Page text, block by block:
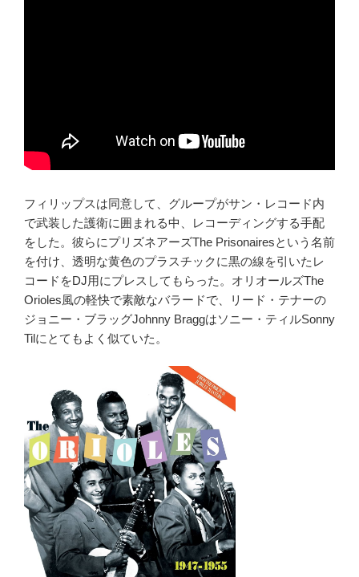
フィリップスは同意して、グループがサン・レコード内
で武装した護衛に囲まれる中、レコーディングする手配
をした。彼らにプリズネアーズThe Prisonairesという名前
を付け、透明な黄色のプラスチックに黒の線を引いたレ
コードをDJ用にプレスしてもらった。オリオールズThe
Orioles風の軽快で素敵なバラードで、リード・テナーの
ジョニー・ブラッグJohnny Braggはソニー・ティルSonny
Tilにとてもよく似ていた。